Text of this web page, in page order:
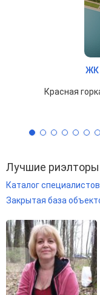
ЖК
Красная
Лучшие риэлторы
Каталог специалистов
Закрытая база